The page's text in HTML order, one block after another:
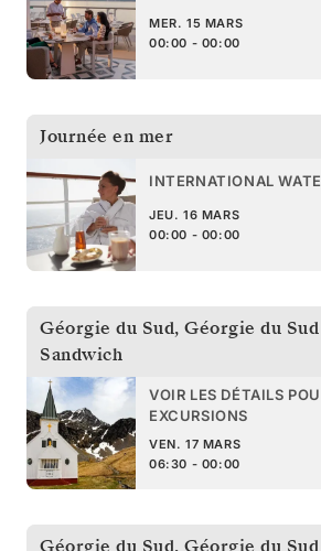
MER. 15 MARS
00:00 - 00:00
Journée en mer
INTERNATIONAL
JEU. 16 MARS
00:00 - 00:00
Géorgie du Sud, Géorgie du
Sandwich
VOIR LES DÉTAILS
EXCURSIONS
VEN. 17 MARS
06:30 - 00:00
Géorgie du Sud, Géorgie du